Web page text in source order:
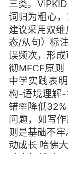
三类。
词归为粗心，
建议采用双
态/从句）标
误频次，形
彻MECE原
中学实践表
构-语境理解-
错率降低
问题，如写
则是基础不
动成长 哈佛
动态知识库
鉴：1.用红